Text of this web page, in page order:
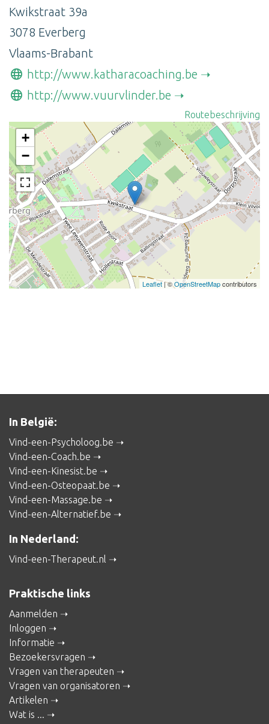
Kwikstraat 39a
3078 Everberg
Vlaams-Brabant
http://www.katharacoaching.be
http://www.vuurvlinder.be
Routebeschrijving
+
−
Leaflet| ©OpenStreetMapcontributors
In België:
Vind-een-Psycholoog.be
Vind-een-Coach.be
Vind-een-Kinesist.be
Vind-een-Osteopaat.be
Vind-een-Massage.be
Vind-een-Alternatief.be
In Nederland:
Vind-een-Therapeut.nl
Praktische links
Aanmelden
Inloggen
Informatie
Bezoekersvragen
Vragen van therapeuten
Vragen van organisatoren
Artikelen
Wat is ...